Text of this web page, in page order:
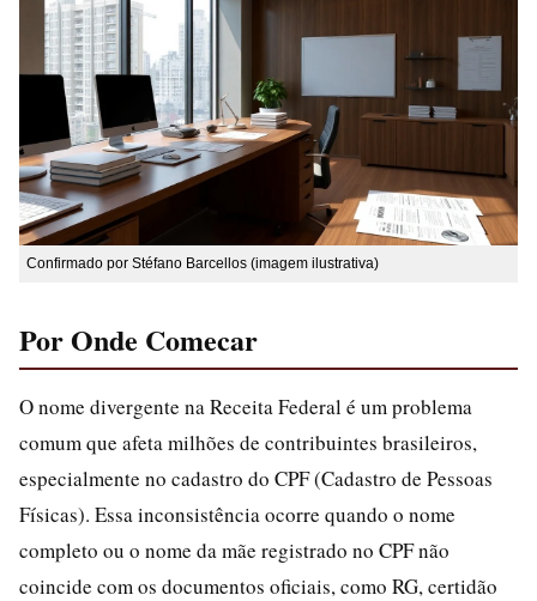
Confirmado por Stéfano Barcellos (imagem ilustrativa)
Por Onde Comecar
O nome divergente na Receita Federal é um problema
comum que afeta milhões de contribuintes brasileiros,
especialmente no cadastro do CPF (Cadastro de Pessoas
Físicas). Essa inconsistência ocorre quando o nome
completo ou o nome da mãe registrado no CPF não
coincide com os documentos oficiais, como RG, certidão